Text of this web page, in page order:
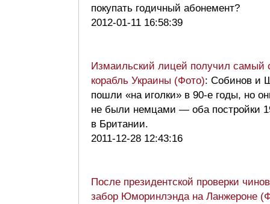
покупать годичный абонемент?
2012-01-11 16:58:39
Измаильский лицей получил самый
корабль Украины (Фото): Cобинов и
пошли «на иголки» в 90-е годы, но
не были немцами — оба постройки
в Британии.
2011-12-28 12:43:16
После президентской проверки
забор Юморинлэнда на Ланжероне